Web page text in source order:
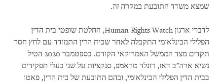
שמצא משרד התובעת במקרה זה.
לדברי ארגון Human Rights Watch, החלטת שופטי בית הדין
הפלילי הבינלאומי התקבלה לאחר שבית הדין התמודד עם לחץ חסר
תקדים מצד הממשל האמריקאי הקודם. בספטמבר 2020 הטיל
נשיא ארה"ב דאז, דונלד טראמפ, סנקציות על שני בעלי תפקידים
בבית הדין הפלילי הבינלאומי, ובהם התובעת של בית הדין, פאטו